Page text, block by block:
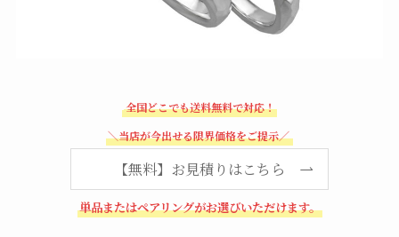
全国どこでも送料無料で対応！
＼当店が今出せる限界価格をご提示／
【無料】お見積りはこちら
単品またはペアリングがお選びいただけます。